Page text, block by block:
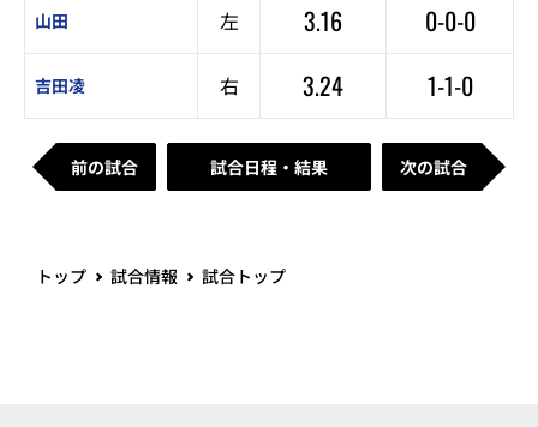
山田 左 3.16 0-0-0
吉田凌 右 3.24 1-1-0
前の試合 試合日程・結果 次の試合
トップ 試合情報 試合トップ